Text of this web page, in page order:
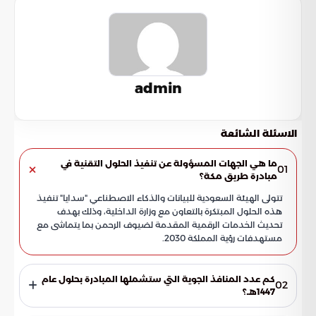
admin
الاسئلة الشائعة
01ما هي الجهات المسؤولة عن تنفيذ الحلول التقنية في
مبادرة طريق مكة؟
تتولى الهيئة السعودية للبيانات والذكاء الاصطناعي "سدايا" تنفيذ
هذه الحلول المبتكرة بالتعاون مع وزارة الداخلية، وذلك بهدف
تحديث الخدمات الرقمية المقدمة لضيوف الرحمن بما يتماشى مع
مستهدفات رؤية المملكة 2030.
02كم عدد المنافذ الجوية التي ستشملها المبادرة بحلول عام
1447هـ؟